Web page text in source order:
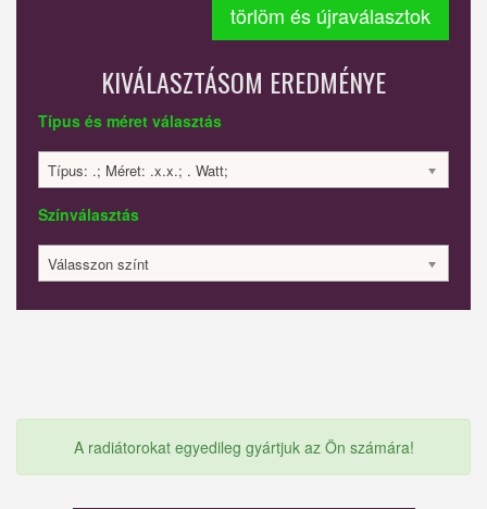
törlöm és újraválasztok
KIVÁLASZTÁSOM EREDMÉNYE
Típus és méret választás
Típus: .; Méret: .x.x.; . Watt;
Színválasztás
Válasszon színt
A radiátorokat egyedileg gyártjuk az Ön számára!